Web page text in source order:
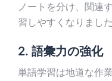
ノートを分け、関連
習しやすくなりました
2. 語彙力の強化
単語学習は地道な作